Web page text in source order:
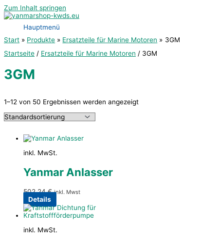
Zum Inhalt springen
Hauptmenü
Start
Produkte Ersatzteile für Marine Motoren 3GM
Startseite / Ersatzteile für Marine Motoren / 3GM
3GM
1–12 von 50 Ergebnissen werden angezeigt
inkl. MwSt.
Yanmar Anlasser
502,24€ inkl. Mwst
Details
inkl. MwSt.